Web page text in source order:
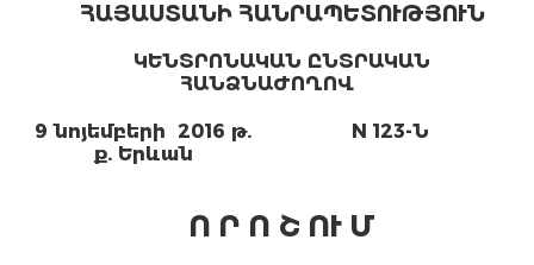
ՀԱՅԱՍՏԱՆԻ ՀԱՆՐԱՊԵՏՈՒԹՅՈՒՆ
ԿԵՆՏՐՈՆԱԿԱՆ ԸՆՏՐԱԿԱՆ
ՀԱՆՁՆԱԺՈՂՈՎ
9 նոյեմբերի 2016 թ.
ք. Երևան
N 123-Ն
Ո Ր Ո Շ ՈՒ Մ